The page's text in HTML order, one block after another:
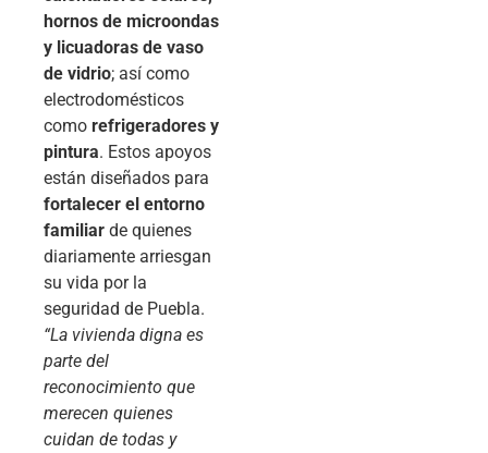
hornos de microondas
y licuadoras de vaso
de vidrio; así como
electrodomésticos
como refrigeradores y
pintura. Estos apoyos
están diseñados para
fortalecer el entorno
familiar de quienes
diariamente arriesgan
su vida por la
seguridad de Puebla.
“La vivienda digna es
parte del
reconocimiento que
merecen quienes
cuidan de todas y